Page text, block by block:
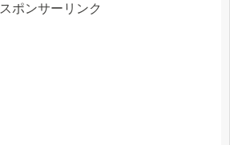
スポンサーリンク